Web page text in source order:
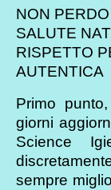
NON
SALUTE
RISPETTO
AUTENTICA
Primo
giorni
Science
sempre